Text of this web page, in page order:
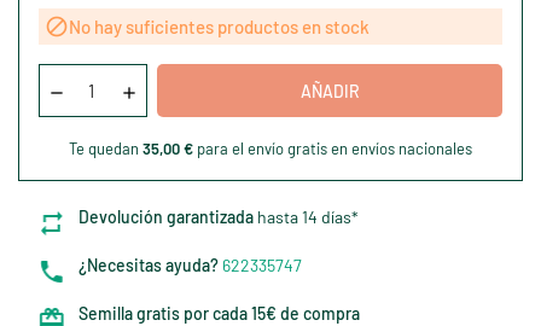
No hay suficientes productos en stock
AÑADIR
Te quedan 35,00 € para el envío gratis en envíos nacionales
Devolución garantizada hasta 14 días*
¿Necesitas ayuda?622335747
Semilla gratis por cada 15€ de compra